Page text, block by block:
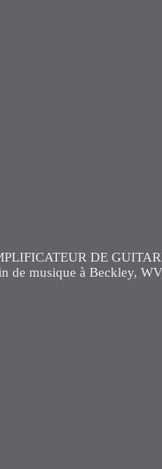
DE
de musique à Beckley,